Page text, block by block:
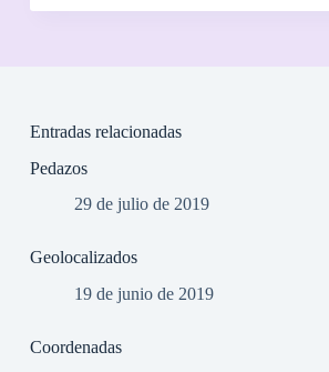
Entradas relacionadas
Pedazos
29 de julio de 2019
Geolocalizados
19 de junio de 2019
Coordenadas